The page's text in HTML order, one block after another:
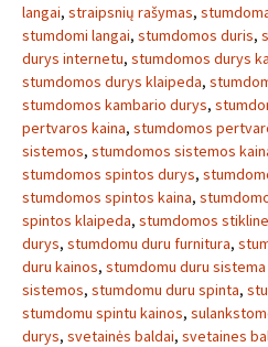
langai, straipsnių rašymas,
stumdomi langai, stumdomos duris,
durys internetu, stumdomos durys
stumdomos durys klaipeda,
stumdomos kambario durys,
pertvaros kaina, stumdomos
sistemos, stumdomos sistemos
stumdomos spintos durys,
stumdomos spintos kaina,
spintos klaipeda, stumdomos
durys, stumdomu duru furnitura,
duru kainos, stumdomu duru sistema
sistemos, stumdomu duru spinta,
stumdomu spintu kainos,
durys, svetainės baldai, svetaines